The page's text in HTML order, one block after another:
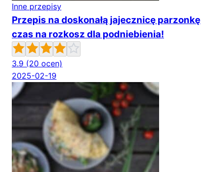
Inne przepisy
Przepis na doskonałą jajecznicę parzonkę
czas na rozkosz dla podniebienia!
3.9 (20 ocen)
2025-02-19